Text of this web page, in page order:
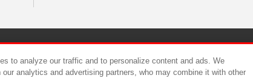
to analyze our traffic and to personalize content and ads. We
analytics and advertising partners, who may combine it with other